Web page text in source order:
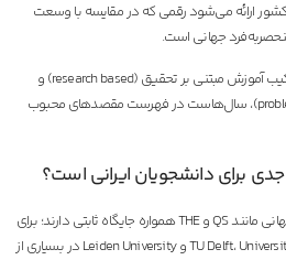
ارائه می‌شود رقمی که در مقایسه با وسعت
جهانی است.
سیستم آموزش عالی هلند به دلیل ترکیب آموزش مبتنی بر تحقیق (research based) و
رویکردهای عملی (problem based learning)، سال‌هاست در فهرست مقصدهای محبوب
دانشگاه‌های هلند در رتبه‌بندی‌های جهانی مانند QS و THE همواره جایگاه ثابتی دارند؛ برای
نمونه، دانشگاه‌های TU Delft، University of Amsterdam و Leiden University در بسیاری از